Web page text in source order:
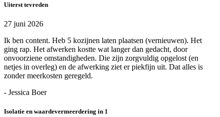
Uiterst tevreden
27 juni 2026
Ik ben content. Heb 5 kozijnen laten plaatsen (vernieuwen). Het
ging rap. Het afwerken kostte wat langer dan gedacht, door
onvoorziene omstandigheden. Die zijn zorgvuldig opgelost (en
netjes in overleg) en de afwerking ziet er piekfijn uit. Dat alles is
zonder meerkosten geregeld.
- Jessica Boer
Isolatie en waardevermeerdering in 1